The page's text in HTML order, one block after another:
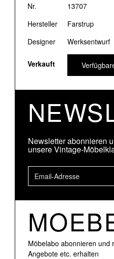
Nr.
13707
Hersteller
Farstrup
Designer
Werksentwurf
Verkauft
Newsletter abonnieren
unsere Vintage-
Möbelabo abonnieren und
Angebote etc. erhalten